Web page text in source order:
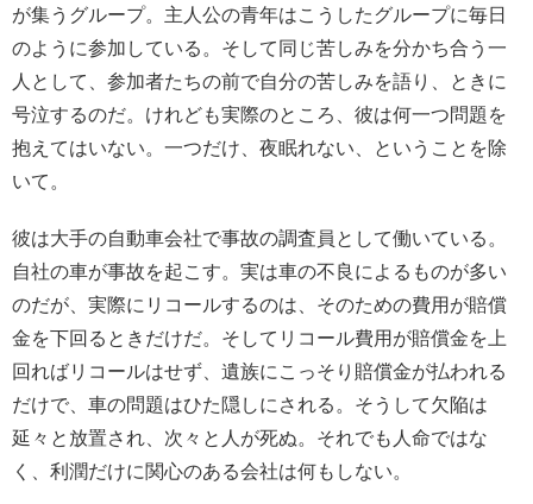
が集うグループ。主人公の青年はこうしたグループに毎日
のように参加している。そして同じ苦しみを分かち合う一
人として、参加者たちの前で自分の苦しみを語り、ときに
号泣するのだ。けれども実際のところ、彼は何一つ問題を
抱えてはいない。一つだけ、夜眠れない、ということを除
いて。
彼は大手の自動車会社で事故の調査員として働いている。
自社の車が事故を起こす。実は車の不良によるものが多い
のだが、実際にリコールするのは、そのための費用が賠償
金を下回るときだけだ。そしてリコール費用が賠償金を上
回ればリコールはせず、遺族にこっそり賠償金が払われる
だけで、車の問題はひた隠しにされる。そうして欠陥は
延々と放置され、次々と人が死ぬ。それでも人命ではな
く、利潤だけに関心のある会社は何もしない。